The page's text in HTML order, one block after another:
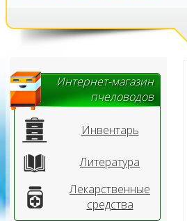
Интернет-магазин
пчеловодов
Инвентарь
Литература
Лекарственные
средства